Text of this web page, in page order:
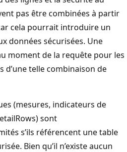
pas être combinées à partir
cela pourrait introduire un
données sécurisées. Une
moment de la requête pour les
d’une telle combinaison de
(mesures, indicateurs de
sont
s’ils référencent une table
Bien qu’il n’existe aucun